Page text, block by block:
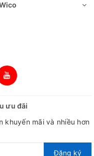
ưu đãi
khuyến mãi và nhiều hơn
Đăng ký